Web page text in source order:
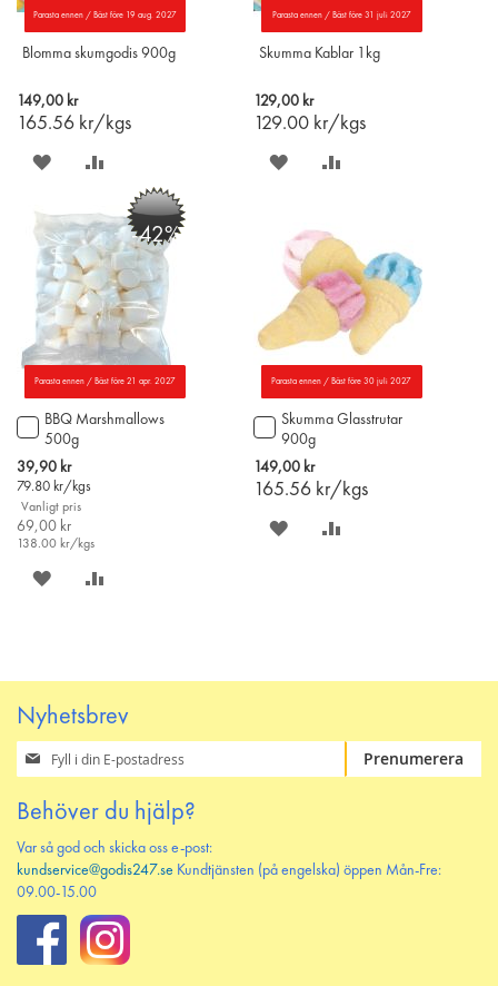
Parasta ennen / Bäst före 19 aug. 2027
Blomma skumgodis 900g
149,00 kr
165.56 kr/kgs
SPARA
ÖNSKELISTAN
JÄMFÖR
Parasta ennen / Bäst före 31 juli 2027
Skumma Kablar 1kg
129,00 kr
129.00 kr/kgs
SPARA
ÖNSKELISTAN
JÄMFÖR
-42%
Parasta ennen / Bäst före 21 apr. 2027
BBQ Marshmallows
500g
Special
Price
39,90 kr
79.80 kr/kgs
Vanligt pris
69,00 kr
138.00 kr/kgs
Lägg
till
i
varukorgen
SPARA
Parasta ennen / Bäst före 30 juli 2027
Skumma Glasstrutar
900g
149,00 kr
165.56 kr/kgs
Lägg
till
i
varukorgen
SPARA
Nyhetsbrev
Prenumerera
på
nyhetsbrev
Prenumerera
Behöver du hjälp?
Var så god och skicka oss e-post:
kundservice@godis247.se Kundtjänsten (på engelska) öppen Mån-Fre:
09.00-15.00